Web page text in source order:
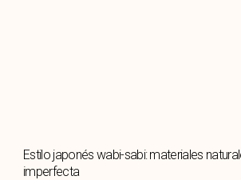
Estilo japonés wabi-sabi: materiales
imperfecta